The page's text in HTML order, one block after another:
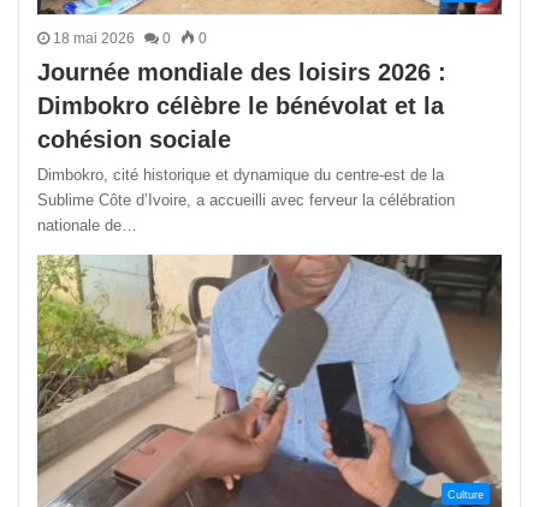
18 mai 2026 0 0
Journée mondiale des loisirs 2026 :
Dimbokro célèbre le bénévolat et la
cohésion sociale
Dimbokro, cité historique et dynamique du centre-est de la
Sublime Côte d’Ivoire, a accueilli avec ferveur la célébration
nationale de…
Culture